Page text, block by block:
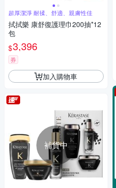
超厚潔淨 耐揉、舒適、親膚性佳
拭拭樂 康舒復護理巾200抽*12
包
$3,396
券
加入購物車
補貨中